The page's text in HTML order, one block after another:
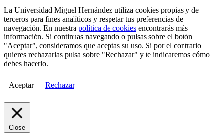
La Universidad Miguel Hernández utiliza cookies propias y de
terceros para fines analíticos y respetar tus preferencias de
navegación. En nuestra política de cookies encontrarás más
información. Si continuas navegando o pulsas sobre el botón
"Aceptar", consideramos que aceptas su uso. Si por el contrario
quieres rechazarlas pulsa sobre "Rechazar" y te indicaremos cómo
debes hacerlo.
Aceptar Rechazar
Close